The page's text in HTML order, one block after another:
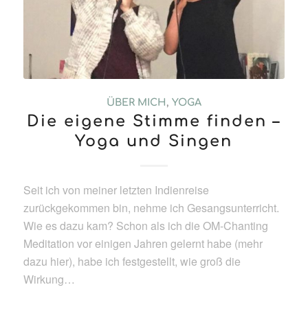
ÜBER MICH , YOGA
Die eigene Stimme finden –
Yoga und Singen
Seit ich von meiner letzten Indienreise
zurückgekommen bin, nehme ich Gesangsunterricht.
Wie es dazu kam? Schon als ich die OM-Chanting
Meditation vor einigen Jahren gelernt habe (mehr
dazu hier), habe ich festgestellt, wie groß die
Wirkung…